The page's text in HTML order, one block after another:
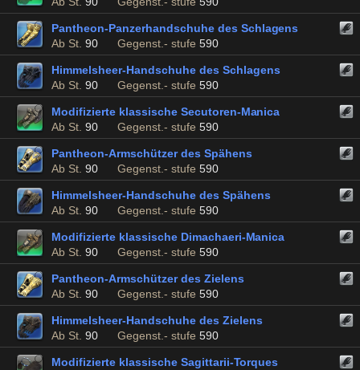
Pantheon-Panzerhandschuhe des Schlagens
Ab St. 90 Gegenst.- stufe 590
Himmelsheer-Handschuhe des Schlagens
Ab St. 90 Gegenst.- stufe 590
Modifizierte klassische Secutoren-Manica
Ab St. 90 Gegenst.- stufe 590
Pantheon-Armschützer des Spähens
Ab St. 90 Gegenst.- stufe 590
Himmelsheer-Handschuhe des Spähens
Ab St. 90 Gegenst.- stufe 590
Modifizierte klassische Dimachaeri-Manica
Ab St. 90 Gegenst.- stufe 590
Pantheon-Armschützer des Zielens
Ab St. 90 Gegenst.- stufe 590
Himmelsheer-Handschuhe des Zielens
Ab St. 90 Gegenst.- stufe 590
Modifizierte klassische Sagittarii-Torques